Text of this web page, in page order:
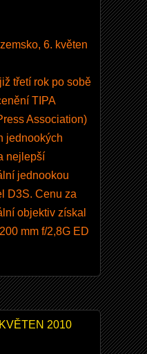
6. květen
třetí rok po sobě
TIPA
Association)
jednookých
nejlepší
jednookou
D3S. Cenu za
objektiv získal
mm f/2,8G ED
2010